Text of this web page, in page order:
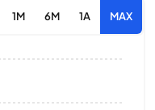
1M 6M 1A MAX